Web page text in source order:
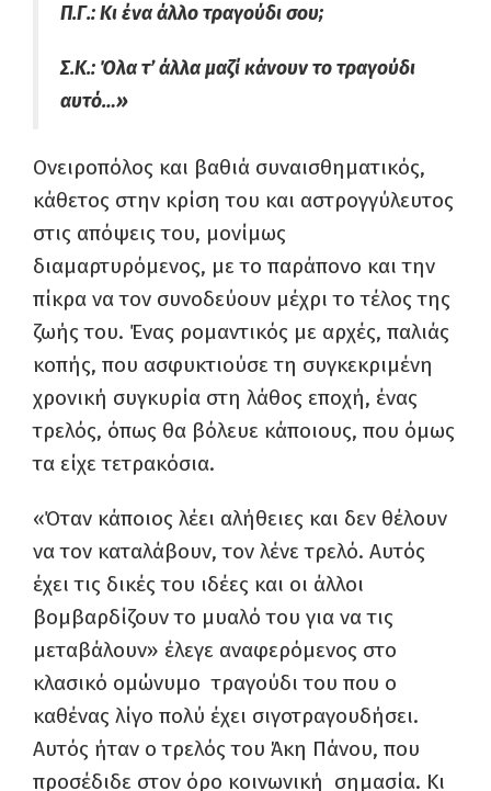
Π.Γ.: Κι ένα άλλο τραγούδι σου;
Σ.Κ.: Όλα τ’ άλλα μαζί κάνουν το τραγούδι
αυτό…»
Ονειροπόλος και βαθιά συναισθηματικός,
κάθετος στην κρίση του και αστρογγύλευτος
στις απόψεις του, μονίμως
διαμαρτυρόμενος, με το παράπονο και την
πίκρα να τον συνοδεύουν μέχρι το τέλος της
ζωής του. Ένας ρομαντικός με αρχές, παλιάς
κοπής, που ασφυκτιούσε τη συγκεκριμένη
χρονική συγκυρία στη λάθος εποχή, ένας
τρελός, όπως θα βόλευε κάποιους, που όμως
τα είχε τετρακόσια.
«Όταν κάποιος λέει αλήθειες και δεν θέλουν
να τον καταλάβουν, τον λένε τρελό. Αυτός
έχει τις δικές του ιδέες και οι άλλοι
βομβαρδίζουν το μυαλό του για να τις
μεταβάλουν» έλεγε αναφερόμενος στο
κλασικό ομώνυμο τραγούδι του που ο
καθένας λίγο πολύ έχει σιγοτραγουδήσει.
Αυτός ήταν ο τρελός του Άκη Πάνου, που
προσέδιδε στον όρο κοινωνική σημασία. Κι